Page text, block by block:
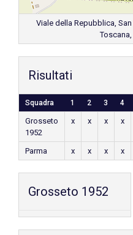
Viale della Repubblica,
Toscana,
Risultati
Squadra 1 2 3 4
Grosseto
1952
x x x x
Parma x x x x
Grosseto 1952